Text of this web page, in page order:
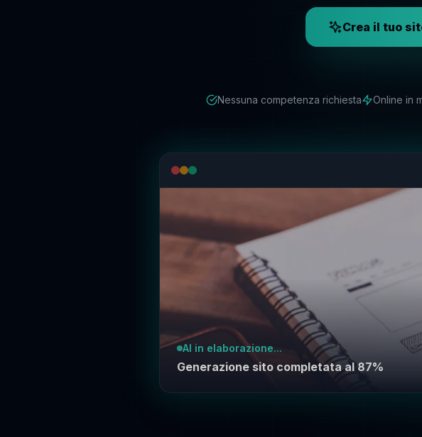
Crea il tuo
Nessuna competenza richiesta Online in
AI in elaborazione...
Generazione sito completata al 87%